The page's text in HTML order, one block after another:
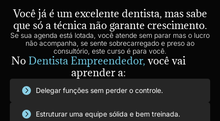
Você já é um excelente dentista, mas sabe
que só a técnica não garante crescimento.
Se sua agenda está lotada, você atende sem parar mas o lucro
não acompanha, se sente sobrecarregado e preso ao
consultório, este curso é para você.
No Dentista Empreendedor, você vai
aprender a:
Delegar funções sem perder o controle.
Estruturar uma equipe sólida e bem treinada.